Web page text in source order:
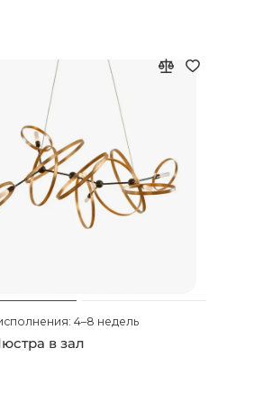
4–8 недель
в зал